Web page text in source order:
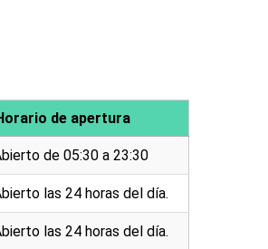
de apertura
de 05:30 a 23:30
las 24 horas del día.
las 24 horas del día.